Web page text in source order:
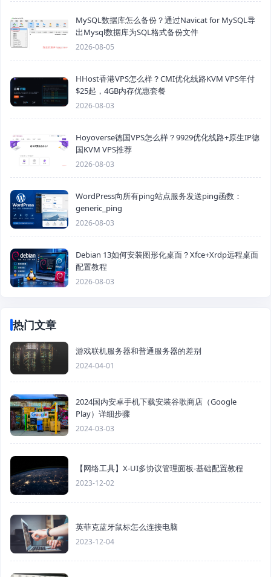
MySQL数据库怎么备份？通过Navicat for MySQL导
出Mysql数据库为SQL格式备份文件
2026-08-05
HHost香港VPS怎么样？CMI优化线路KVM VPS年付
$25起，4GB内存优惠套餐
2026-08-03
Hoyoverse德国VPS怎么样？9929优化线路+原生IP德
国KVM VPS推荐
2026-08-03
WordPress向所有ping站点服务发送ping函数：
generic_ping
2026-08-03
Debian 13如何安装图形化桌面？Xfce+Xrdp远程桌面
配置教程
2026-08-03
热门文章
游戏联机服务器和普通服务器的差别
2024-04-01
2024国内安卓手机下载安装谷歌商店（Google
Play）详细步骤
2024-03-03
【网络工具】X-UI多协议管理面板-基础配置教程
2023-12-02
英菲克蓝牙鼠标怎么连接电脑
2023-12-04